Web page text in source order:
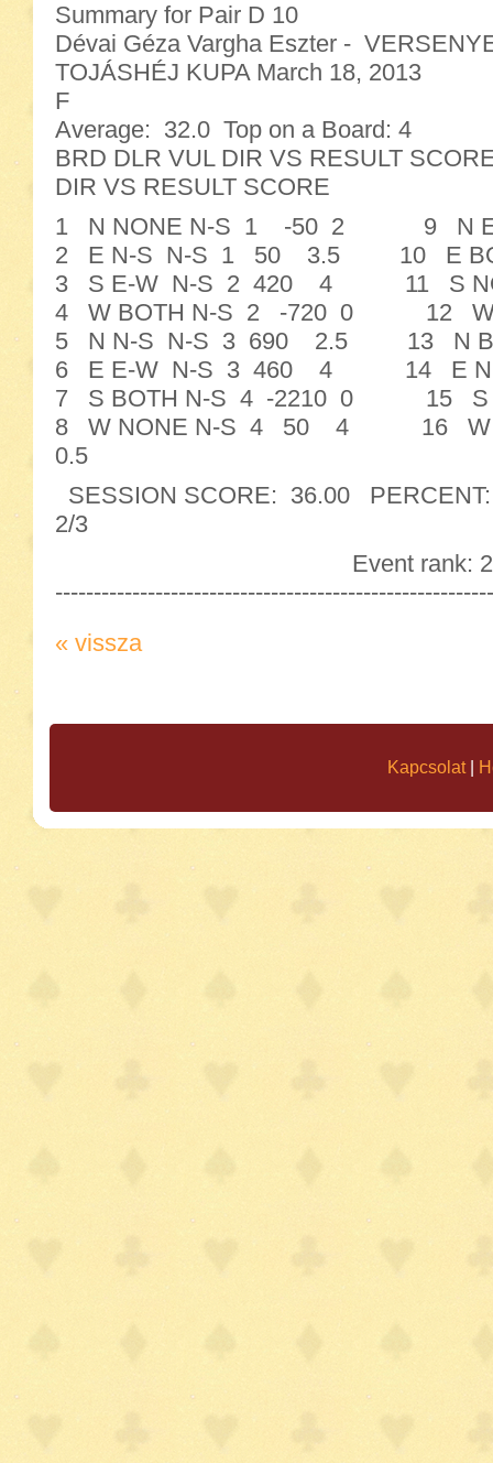
Summary for Pair D 10
Dévai Géza Vargha Eszter -
TOJÁSHÉJ KUPA March 18, 2013
F
Average: 32.0 Top on a Board: 4
BRD DLR VUL DIR VS RESULT
DIR VS RESULT SCORE
1 N NONE N-S 1 -50 2 9 N
2 E N-S N-S 1 50 3.5 10 E
3 S E-W N-S 2 420 4 11 S
4 W BOTH N-S 2 -720 0 12 W
5 N N-S N-S 3 690 2.5 13 N
6 E E-W N-S 3 460 4 14 E
7 S BOTH N-S 4 -2210 0 15 S
8 W NONE N-S 4 50 4 16 W
0.5
SESSION SCORE: 36.00
2/3
Event rank: 2/
« vissza
Kapcsolat|